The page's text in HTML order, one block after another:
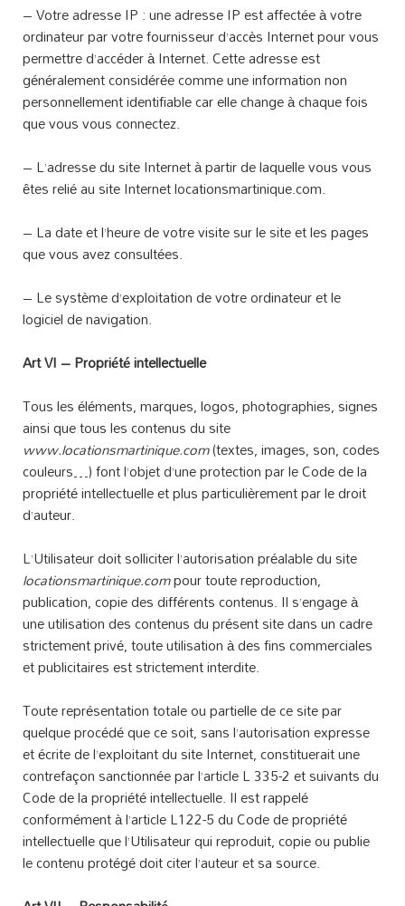
– Votre adresse IP : une adresse IP est affectée à votre
ordinateur par votre fournisseur d’accès Internet pour vous
permettre d’accéder à Internet. Cette adresse est
généralement considérée comme une information non
personnellement identifiable car elle change à chaque fois
que vous vous connectez.
– L’adresse du site Internet à partir de laquelle vous vous
êtes relié au site Internet locationsmartinique.com.
– La date et l’heure de votre visite sur le site et les pages
que vous avez consultées.
– Le système d’exploitation de votre ordinateur et le
logiciel de navigation.
Art VI – Propriété intellectuelle
Tous les éléments, marques, logos, photographies, signes
ainsi que tous les contenus du site
www.locationsmartinique.com(textes, images, son, codes
couleurs…) font l’objet d’une protection par le Code de la
propriété intellectuelle et plus particulièrement par le droit
d’auteur.
L’Utilisateur doit solliciter l’autorisation préalable du site
locationsmartinique.compour toute reproduction,
publication, copie des différents contenus. Il s’engage à
une utilisation des contenus du présent site dans un cadre
strictement privé, toute utilisation à des fins commerciales
et publicitaires est strictement interdite.
Toute représentation totale ou partielle de ce site par
quelque procédé que ce soit, sans l’autorisation expresse
et écrite de l’exploitant du site Internet, constituerait une
contrefaçon sanctionnée par l’article L 335-2 et suivants du
Code de la propriété intellectuelle. Il est rappelé
conformément à l’article L122-5 du Code de propriété
intellectuelle que l’Utilisateur qui reproduit, copie ou publie
le contenu protégé doit citer l’auteur et sa source.